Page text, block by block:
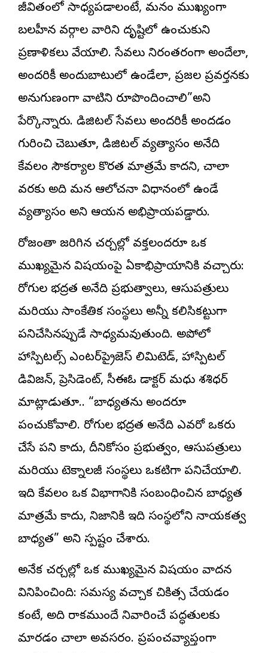
జీవితంలో సాధ్యపడాలంటే, మనం ముఖ్యంగా
బలహీన వర్గాల వారిని దృష్టిలో ఉంచుకుని
ప్రణాళికలు వేయాలి. సేవలు నిరంతరంగా అందేలా,
అందరికీ అందుబాటులో ఉండేలా, ప్రజల ప్రవర్తనకు
అనుగుణంగా వాటిని రూపొందించాలి”అని
పేర్కొన్నారు. డిజిటల్ సేవలు అందరికీ అందడం
గురించి చెబుతూ, డిజిటల్ వ్యత్యాసం అనేది
కేవలం సౌకర్యాల కొరత మాత్రమే కాదని, చాలా
వరకు అది మన ఆలోచనా విధానంలో ఉండే
వ్యత్యాసం అని ఆయన అభిప్రాయపడ్డారు.
రోజంతా జరిగిన చర్చల్లో వక్తలందరూ ఒక
ముఖ్యమైన విషయంపై ఏకాభిప్రాయానికి వచ్చారు:
రోగుల భద్రత అనేది ప్రభుత్వాలు, ఆసుపత్రులు
మరియు సాంకేతిక సంస్థలు అన్నీ కలిసికట్టుగా
పనిచేసినప్పుడే సాధ్యమవుతుంది. అపోలో
హాస్పిటల్స్ ఎంటర్‌ప్రైజెస్ లిమిటెడ్, హాస్పిటల్
డివిజన్, ప్రెసిడెంట్, సీఈఓ డాక్టర్ మధు శశిధర్
మాట్లాడుతూ.. “బాధ్యతను అందరూ
పంచుకోవాలి. రోగుల భద్రత అనేది ఎవరో ఒకరు
చేసే పని కాదు, దీనికోసం ప్రభుత్వం, ఆసుపత్రులు
మరియు టెక్నాలజీ సంస్థలు ఒకటిగా పనిచేయాలి.
ఇది కేవలం ఒక విభాగానికి సంబంధించిన బాధ్యత
మాత్రమే కాదు, నిజానికి ఇది సంస్థలోని నాయకత్వ
బాధ్యత” అని స్పష్టం చేశారు.
అనేక చర్చల్లో ఒక ముఖ్యమైన విషయం వాదన
వినిపించింది: సమస్య వచ్చాక చికిత్స చేయడం
కంటే, అది రాకముందే నివారించే పద్ధతులకు
మారడం చాలా అవసరం. ప్రపంచవ్యాప్తంగా